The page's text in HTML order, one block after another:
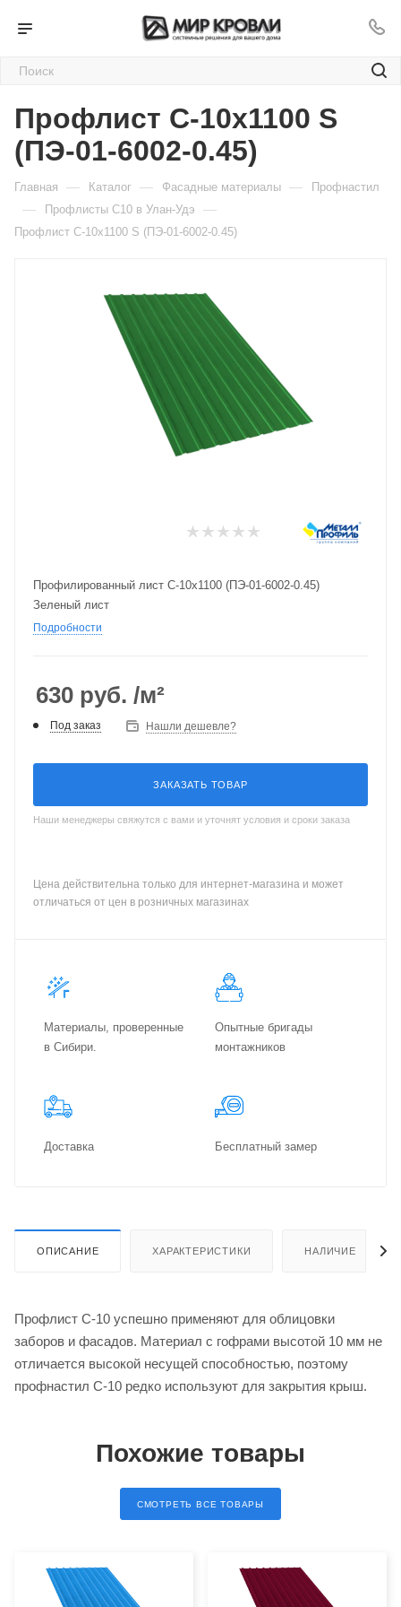
Профлист С-10х1100 S
(ПЭ-01-6002-0.45)
Главная — Каталог — Фасадные материалы — Профнастил
— Профлисты C10 в Улан-Удэ —
Профлист С-10х1100 S (ПЭ-01-6002-0.45)
Профилированный лист С-10х1100 (ПЭ-01-6002-0.45)
Зеленый лист
Подробности
630 руб. /м²
Под заказ Нашли дешевле?
ЗАКАЗАТЬ ТОВАР
Наши менеджеры свяжутся с вами и уточнят условия и сроки заказа
Цена действительна только для интернет-магазина и может
отличаться от цен в розничных магазинах
Материалы, проверенные
в Сибири.
Опытные бригады
монтажников
Доставка Бес­плат­ный замер
ОПИСАНИЕ ХАРАКТЕРИСТИКИ НАЛИЧИЕ
Профлист С-10 успешно применяют для облицовки
заборов и фасадов. Материал с гофрами высотой 10 мм не
отличается высокой несущей способностью, поэтому
профнастил С-10 редко используют для закрытия крыш.
Похожие товары
СМОТРЕТЬ ВСЕ ТОВАРЫ